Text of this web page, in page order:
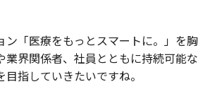
ン「医療をもっとスマートに。」を胸
業界関係者、社員とともに持続可能な
指していきたいですね。